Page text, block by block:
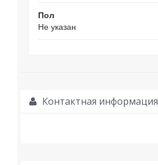
Пол
Не указан
Контактная информация